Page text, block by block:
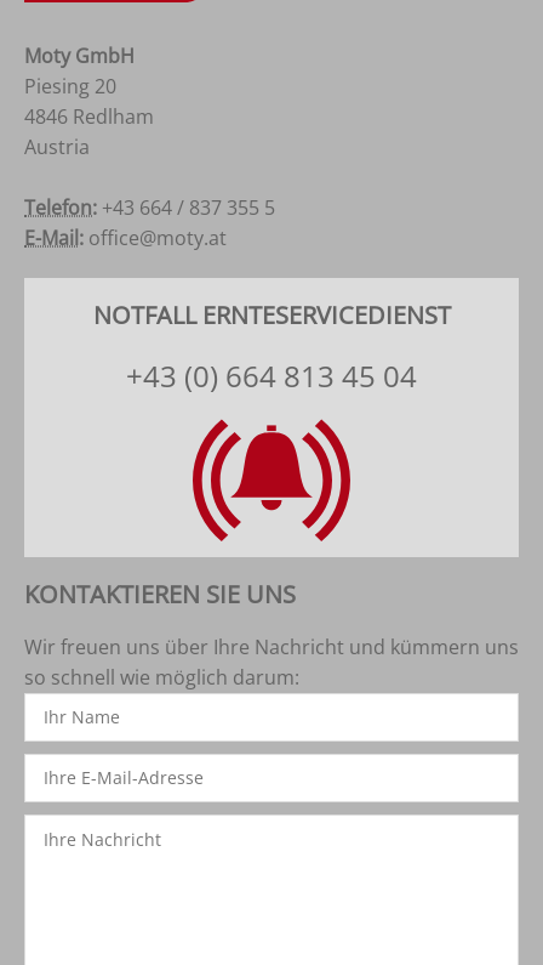
Moty GmbH
Piesing 20
4846 Redlham
Austria
Telefon: +43 664 / 837 355 5
E-Mail: office@moty.at
NOTFALL ERNTESERVICEDIENST
+43 (0) 664 813 45 04
KONTAKTIEREN SIE UNS
Wir freuen uns über Ihre Nachricht und kümmern uns
so schnell wie möglich darum: